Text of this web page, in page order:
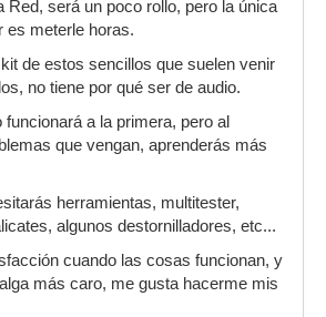
Red, será un poco rollo, pero la única
es meterle horas.
de estos sencillos que suelen venir
no tiene por qué ser de audio.
funcionará a la primera, pero al
que vengan, aprenderás más
herramientas, multitester,
algunos destornilladores, etc...
cuando las cosas funcionan, y
más caro, me gusta hacerme mis